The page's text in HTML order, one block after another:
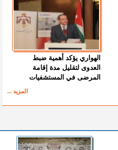
الهواري يؤكد أهمية ضبط
العدوى لتقليل مدة إقامة
المرضى في المستشفيات
المزيد ...